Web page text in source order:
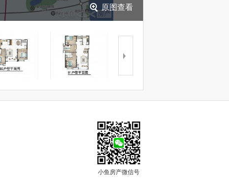
原图查看
小鱼房产微信号